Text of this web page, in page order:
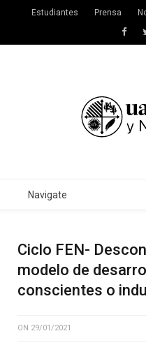
Estudiantes Prensa
Navigate
Ciclo FEN-
modelo de
conscientes o
ON 29/01/2021